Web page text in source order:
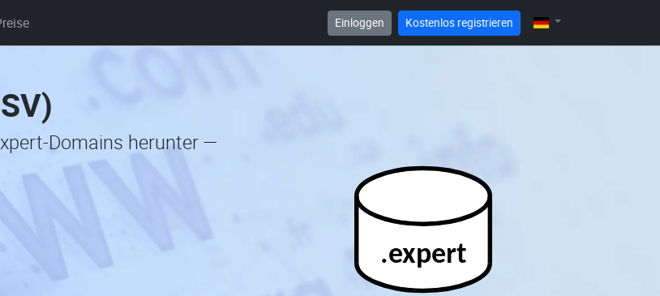
Einloggen Kostenlos registrieren
Domains herunter —
.expert